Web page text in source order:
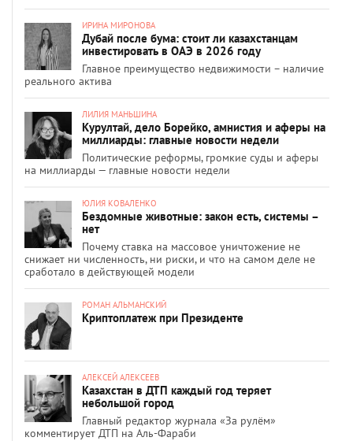
ИРИНА МИРОНОВА
Дубай после бума: стоит ли казахстанцам
инвестировать в ОАЭ в 2026 году
Главное преимущество недвижимости – наличие
реального актива
ЛИЛИЯ МАНЬШИНА
Курултай, дело Борейко, амнистия и аферы на
миллиарды: главные новости недели
Политические реформы, громкие суды и аферы
на миллиарды — главные новости недели
ЮЛИЯ КОВАЛЕНКО
Бездомные животные: закон есть, системы –
нет
Почему ставка на массовое уничтожение не
снижает ни численность, ни риски, и что на самом деле не
сработало в действующей модели
РОМАН АЛЬМАНСКИЙ
Криптоплатеж при Президенте
АЛЕКСЕЙ АЛЕКСЕЕВ
Казахстан в ДТП каждый год теряет
небольшой город
Главный редактор журнала «За рулём»
комментирует ДТП на Аль-Фараби